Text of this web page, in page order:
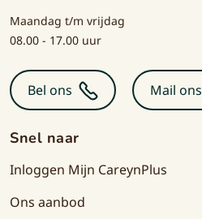
Maandag t/m vrijdag
08.00 - 17.00 uur
Bel ons Mail ons
Snel naar
Inloggen Mijn CareynPlus
Ons aanbod